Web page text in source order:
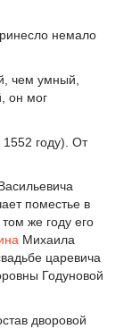
немало
чем умный,
он мог
году). От
поместье в
же году его
Михаила
царевича
Годуновой
дворовой